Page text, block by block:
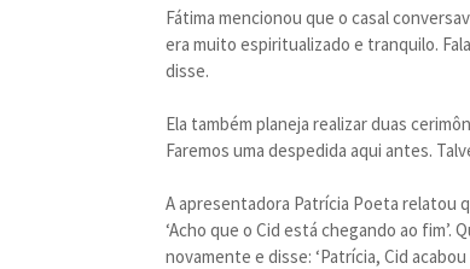
Fátima mencionou que o casal
era muito espiritualizado e tranquilo.
disse.
Ela também planeja realizar duas
Faremos uma despedida aqui antes.
A apresentadora Patrícia Poeta relatou
‘Acho que o Cid está chegando ao
novamente e disse: ‘Patrícia, Cid